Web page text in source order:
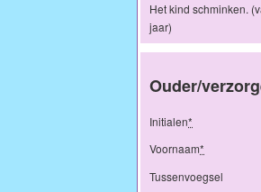
Het kind schminken.
jaar)
Ouder/
Initialen*
Voornaam*
Tussenvoegsel